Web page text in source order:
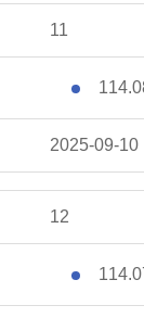
11
2025-09-10
12